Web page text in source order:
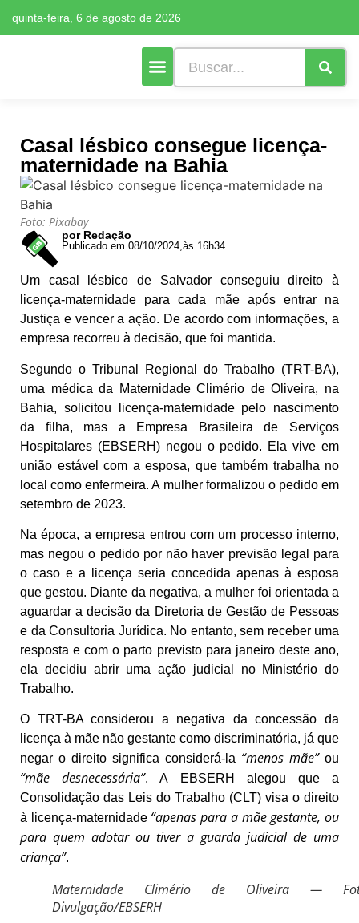
quinta-feira, 6 de agosto de 2026
Casal lésbico consegue licença-
maternidade na Bahia
Foto: Pixabay
por Redação
Publicado em 08/10/2024,às 16h34
Um casal lésbico de Salvador conseguiu direito à
licença-maternidade para cada mãe após entrar na
Justiça e vencer a ação. De acordo com informações, a
empresa recorreu à decisão, que foi mantida.
Segundo o Tribunal Regional do Trabalho (TRT-BA),
uma médica da Maternidade Climério de Oliveira, na
Bahia, solicitou licença-maternidade pelo nascimento
da filha, mas a Empresa Brasileira de Serviços
Hospitalares (EBSERH) negou o pedido. Ela vive em
união estável com a esposa, que também trabalha no
local como enfermeira. A mulher formalizou o pedido em
setembro de 2023.
Na época, a empresa entrou com um processo interno,
mas negou o pedido por não haver previsão legal para
o caso e a licença seria concedida apenas à esposa
que gestou. Diante da negativa, a mulher foi orientada a
aguardar a decisão da Diretoria de Gestão de Pessoas
e da Consultoria Jurídica. No entanto, sem receber uma
resposta e com o parto previsto para janeiro deste ano,
ela decidiu abrir uma ação judicial no Ministério do
Trabalho.
O TRT-BA considerou a negativa da concessão da
licença à mãe não gestante como discriminatória, já que
negar o direito significa considerá-la “menos mãe”ou
“mãe desnecessária”. A EBSERH alegou que a
Consolidação das Leis do Trabalho (CLT) visa o direito
à licença-maternidade “apenas para a mãe gestante, ou
para quem adotar ou tiver a guarda judicial de uma
criança”.
Maternidade Climério de Oliveira —
Divulgação/EBSERH